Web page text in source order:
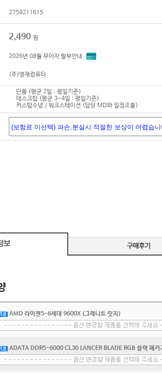
2759211615
2,490 원
2026년 08월 무이자 할부안내
(주)영재컴퓨터
단품 (평균 2일 : 평일기준)
데스크탑 (평균 3~4일 : 평일기준)
커스텀수냉 / 워크스테이션 (담당 MD와 일정조율)
AMD 라이젠5-6세대 9600X (그래니트 릿지)
ADATA DDR5-6000 CL30 LANCER BLADE RGB 블랙 패